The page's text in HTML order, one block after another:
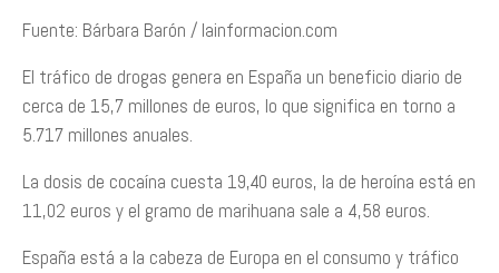
Fuente: Bárbara Barón / lainformacion.com
El tráfico de drogas genera en España un beneficio diario de
cerca de 15,7 millones de euros, lo que significa en torno a
5.717 millones anuales.
La dosis de cocaína cuesta 19,40 euros, la de heroína está en
11,02 euros y el gramo de marihuana sale a 4,58 euros.
España está a la cabeza de Europa en el consumo y tráfico